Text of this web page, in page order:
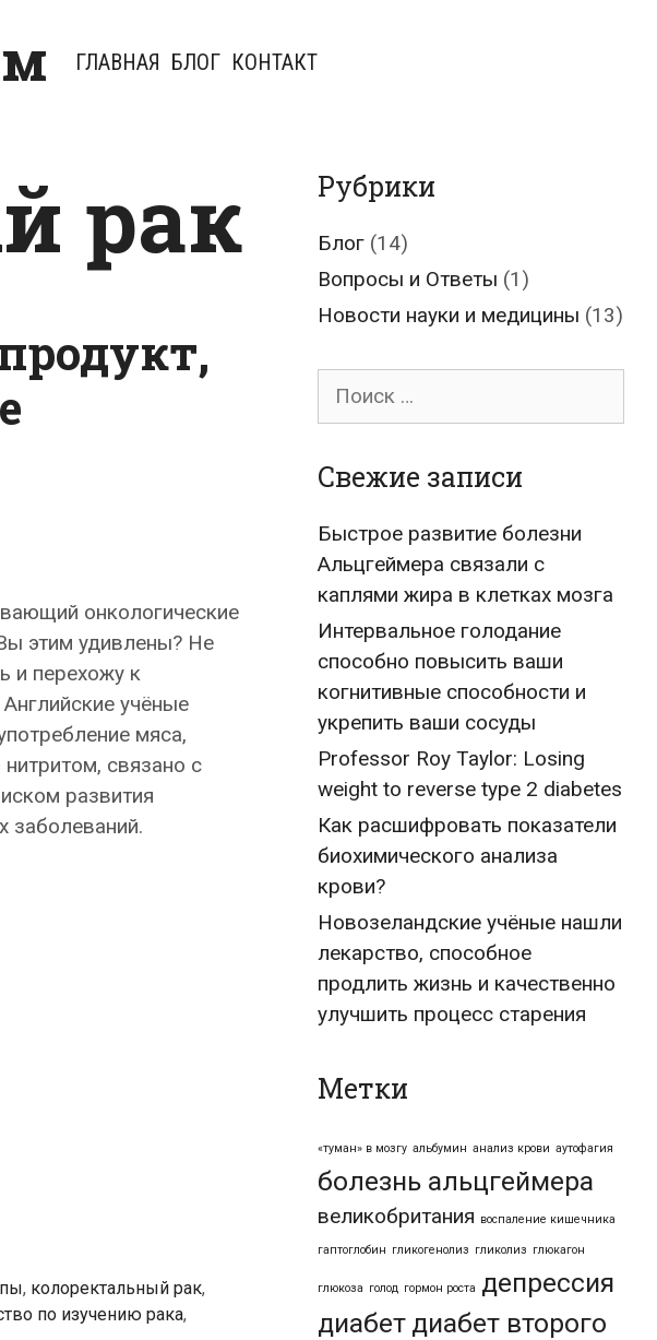
ГЛАВНАЯ БЛОГ КОНТАКТ
рак
онкологические
этим удивлены? Не
и перехожу к
учёные
мяса,
связано с
развития
заболеваний.
, колоректальный рак,
по изучению рака,
Рубрики
Блог (14)
Вопросы и Ответы (1)
Новости науки и медицины (13)
Поиск
Свежие записи
Быстрое развитие болезни
Альцгеймера связали с
каплями жира в клетках мозга
Интервальное голодание
способно повысить ваши
когнитивные способности и
укрепить ваши сосуды
Professor Roy Taylor: Losing
weight to reverse type 2 diabetes
Как расшифровать показатели
биохимического анализа
крови?
Новозеландские учёные нашли
лекарство, способное
продлить жизнь и качественно
улучшить процесс старения
Метки
«туман» в мозгу альбумин анализ крови аутофагия
болезнь альцгеймера
великобритания воспаление кишечника
гаптоглобин гликогенолиз гликолиз глюкагон
глюкоза голод гормон роста депрессия
диабет диабет второго